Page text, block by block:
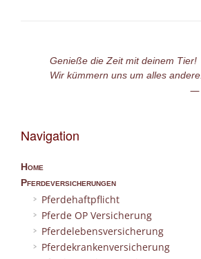
Genieße die Zeit mit deinem Tier!
Wir kümmern uns um alles andere.
Navigation
Home
Pferdeversicherungen
Pferdehaftpflicht
Pferde OP Versicherung
Pferdelebensversicherung
Pferdekrankenversicherung